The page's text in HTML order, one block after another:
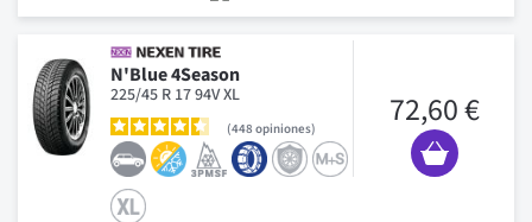
N'Blue 4Season
225/45 R 17 94V XL
448 opiniones 72,60 €